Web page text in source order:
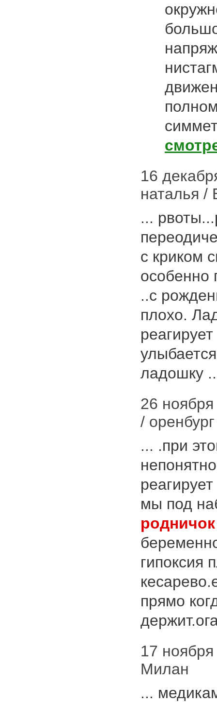
16
наталья /
...
с криком
особенно
..с
плохо.
ладошку
26 ноября
/ оренбург
... .при
мы под
родничок
гипоксия
прямо
17
Милан
...